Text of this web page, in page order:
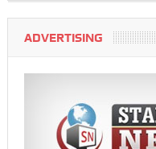
ADVERTISING